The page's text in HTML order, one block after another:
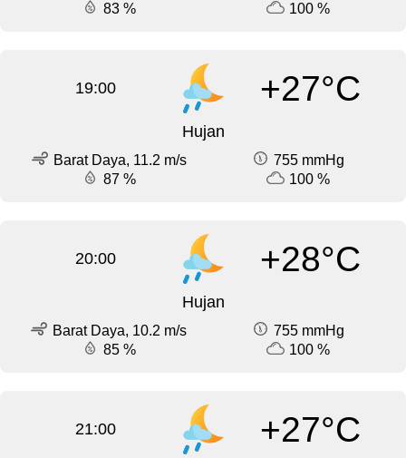
83 %
100 %
19:00 +27°C
Hujan
Barat Daya, 11.2 m/s
755 mmHg
87 %
100 %
20:00 +28°C
Hujan
Barat Daya, 10.2 m/s
755 mmHg
85 %
100 %
21:00 +27°C